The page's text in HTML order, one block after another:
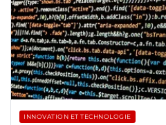
INNOVATION ET TECHNOLOGIE